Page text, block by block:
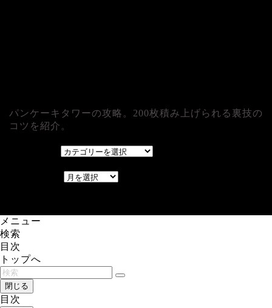
パンケーキタワーの攻略。200枚積み上げられる裏技の
コツを紹介。
メニュー
検索
目次
トップへ
閉じる
目次